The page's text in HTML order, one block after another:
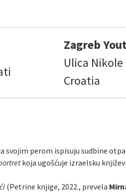
Zagreb
Ulica Nikole
Croatia
svojim perom ispisuju sudbine
koja ugošćuje izraelsku
(Petrine knjige, 2022., prevela